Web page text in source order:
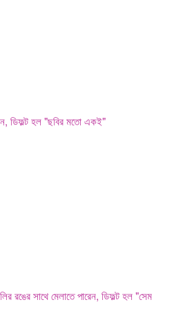
ডিফল্ট হল "ছবির মতো একই"
রঙের সাথে মেলাতে পারেন, ডিফল্ট হল "সেম